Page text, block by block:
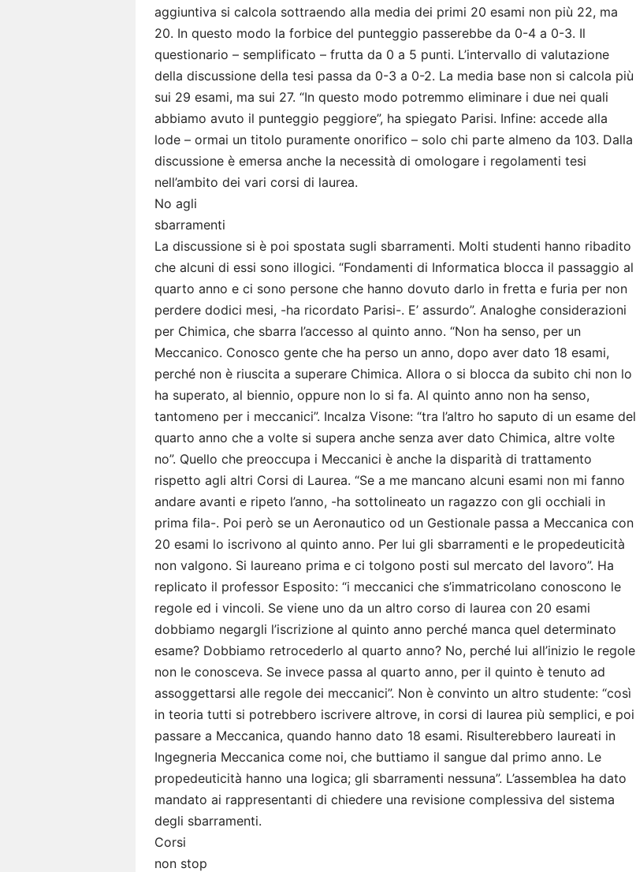
aggiuntiva si calcola sottraendo alla media dei primi 20 esami non più 22, ma
20. In questo modo la forbice del punteggio passerebbe da 0-4 a 0-3. Il
questionario – semplificato – frutta da 0 a 5 punti. L’intervallo di valutazione
della discussione della tesi passa da 0-3 a 0-2. La media base non si calcola più
sui 29 esami, ma sui 27. “In questo modo potremmo eliminare i due nei quali
abbiamo avuto il punteggio peggiore”, ha spiegato Parisi. Infine: accede alla
lode – ormai un titolo puramente onorifico – solo chi parte almeno da 103. Dalla
discussione è emersa anche la necessità di omologare i regolamenti tesi
nell’ambito dei vari corsi di laurea.
No agli
sbarramenti
La discussione si è poi spostata sugli sbarramenti. Molti studenti hanno ribadito
che alcuni di essi sono illogici. “Fondamenti di Informatica blocca il passaggio al
quarto anno e ci sono persone che hanno dovuto darlo in fretta e furia per non
perdere dodici mesi, -ha ricordato Parisi-. E’ assurdo”. Analoghe considerazioni
per Chimica, che sbarra l’accesso al quinto anno. “Non ha senso, per un
Meccanico. Conosco gente che ha perso un anno, dopo aver dato 18 esami,
perché non è riuscita a superare Chimica. Allora o si blocca da subito chi non lo
ha superato, al biennio, oppure non lo si fa. Al quinto anno non ha senso,
tantomeno per i meccanici”. Incalza Visone: “tra l’altro ho saputo di un esame del
quarto anno che a volte si supera anche senza aver dato Chimica, altre volte
no”. Quello che preoccupa i Meccanici è anche la disparità di trattamento
rispetto agli altri Corsi di Laurea. “Se a me mancano alcuni esami non mi fanno
andare avanti e ripeto l’anno, -ha sottolineato un ragazzo con gli occhiali in
prima fila-. Poi però se un Aeronautico od un Gestionale passa a Meccanica con
20 esami lo iscrivono al quinto anno. Per lui gli sbarramenti e le propedeuticità
non valgono. Si laureano prima e ci tolgono posti sul mercato del lavoro”. Ha
replicato il professor Esposito: “i meccanici che s’immatricolano conoscono le
regole ed i vincoli. Se viene uno da un altro corso di laurea con 20 esami
dobbiamo negargli l’iscrizione al quinto anno perché manca quel determinato
esame? Dobbiamo retrocederlo al quarto anno? No, perché lui all’inizio le regole
non le conosceva. Se invece passa al quarto anno, per il quinto è tenuto ad
assoggettarsi alle regole dei meccanici”. Non è convinto un altro studente: “così
in teoria tutti si potrebbero iscrivere altrove, in corsi di laurea più semplici, e poi
passare a Meccanica, quando hanno dato 18 esami. Risulterebbero laureati in
Ingegneria Meccanica come noi, che buttiamo il sangue dal primo anno. Le
propedeuticità hanno una logica; gli sbarramenti nessuna”. L’assemblea ha dato
mandato ai rappresentanti di chiedere una revisione complessiva del sistema
degli sbarramenti.
Corsi
non stop